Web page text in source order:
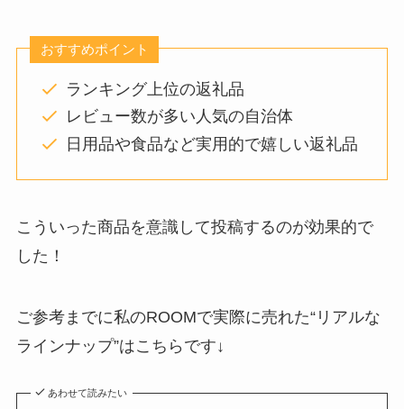
おすすめポイント
ランキング上位の返礼品
レビュー数が多い人気の自治体
日用品や食品など実用的で嬉しい返礼品
こういった商品を意識して投稿するのが効果的で
した！
ご参考までに私のROOMで実際に売れた“リアルな
ラインナップ”はこちらです↓
あわせて読みたい